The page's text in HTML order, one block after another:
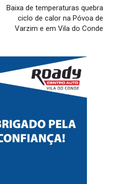
Baixa de temperaturas quebra
ciclo de calor na Póvoa de
Varzim e em Vila do Conde